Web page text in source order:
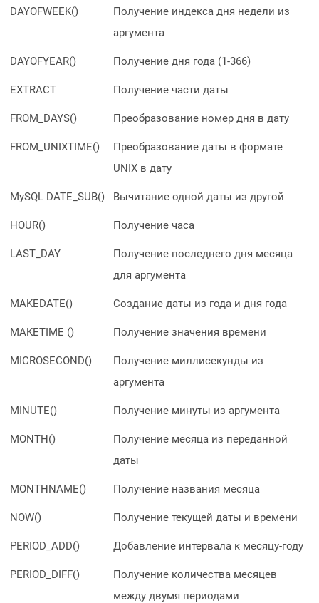
DAYOFWEEK()
Получение индекса дня недели из
аргумента
DAYOFYEAR() Получение дня года (1-366)
EXTRACT Получение части даты
FROM_DAYS() Преобразование номер дня в дату
FROM_UNIXTIME()
Преобразование даты в формате
UNIX в дату
MySQL DATE_SUB() Вычитание одной даты из другой
HOUR() Получение часа
LAST_DAY
Получение последнего дня месяца
для аргумента
MAKEDATE() Создание даты из года и дня года
MAKETIME () Получение значения времени
MICROSECOND()
Получение миллисекунды из
аргумента
MINUTE() Получение минуты из аргумента
MONTH()
Получение месяца из переданной
даты
MONTHNAME() Получение названия месяца
NOW() Получение текущей даты и времени
PERIOD_ADD() Добавление интервала к месяцу-году
PERIOD_DIFF()
Получение количества месяцев
между двумя периодами